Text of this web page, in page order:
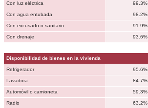
Con luz eléctrica 99.3%
Con agua entubada 98.2%
Con excusado o sanitario 91.9%
Con drenaje 93.6%
Disponibilidad de bienes en la vivienda
Refrigerador 95.6%
Lavadora 84.7%
Automóvil o camioneta 59.3%
Radio 63.2%